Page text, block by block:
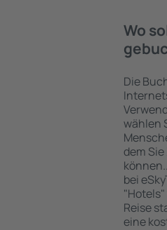
Wo
Die
wählen
dem
bei
Reise
eine